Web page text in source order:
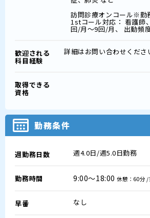
訪問診療オンコール※勤
1stコール対応： 看護師
回/月～9回/月、 出動頻
歓迎される
科目経験
詳細はお問い合わせくださ
取得できる
資格
勤務条件
週勤務日数 週4.0日/週5.0日勤務
勤務時間 9:00～18:00休憩：60分 /
早番 なし